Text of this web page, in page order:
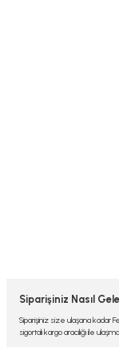
Siparişiniz Nasıl
Siparişiniz size ulaşana kadar
sigortalı kargo aracılığı ile